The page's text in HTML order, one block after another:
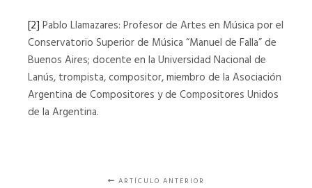
[2] Pablo Llamazares: Profesor de Artes en Música por el
Conservatorio Superior de Música “Manuel de Falla” de
Buenos Aires; docente en la Universidad Nacional de
Lanús, trompista, compositor, miembro de la Asociación
Argentina de Compositores y de Compositores Unidos
de la Argentina.
ARTÍCULO ANTERIOR